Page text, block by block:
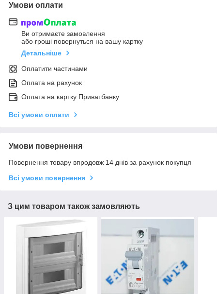
Умови оплати
Ви отримаєте замовлення
або гроші повернуться на вашу картку
Детальніше
Оплатити частинами
Оплата на рахунок
Оплата на картку Приватбанку
Всі умови оплати
Умови повернення
Повернення товару впродовж 14 днів за рахунок покупця
Всі умови повернення
З цим товаром також замовляють